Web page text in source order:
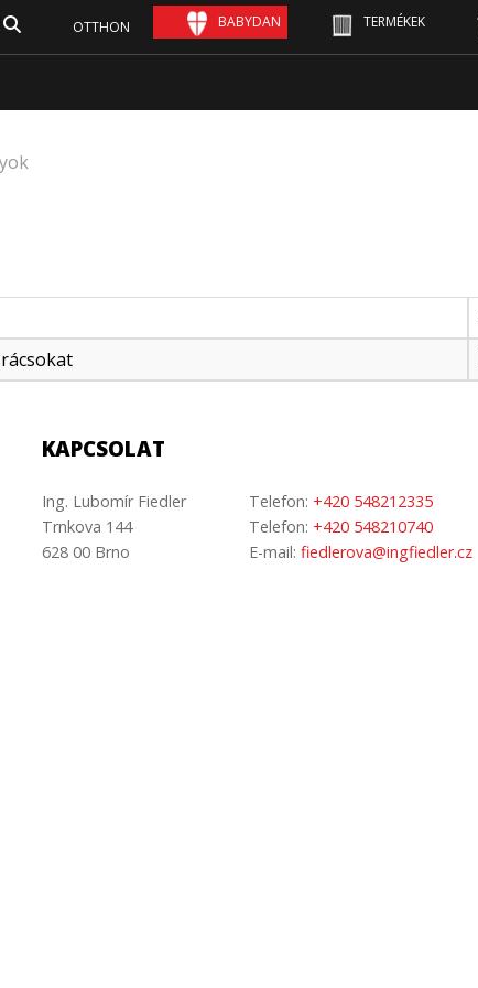
OTTHON BABYDAN TERMÉKEK
KAPCSOLAT
Ing. Lubomír Fiedler
Trnkova 144
628 00 Brno
Telefon: +420 548212335
Telefon: +420 548210740
E-mail:fiedlerova@ingfiedler.cz